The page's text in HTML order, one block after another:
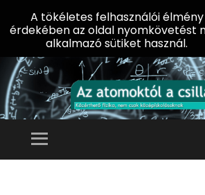
AZ
Menü
A tökéletes felhasználói élmény
érdekében az oldal nyomkövetést
alkalmazó sütiket használ.